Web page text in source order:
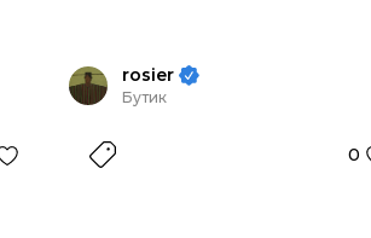
rosier
Бутик
0